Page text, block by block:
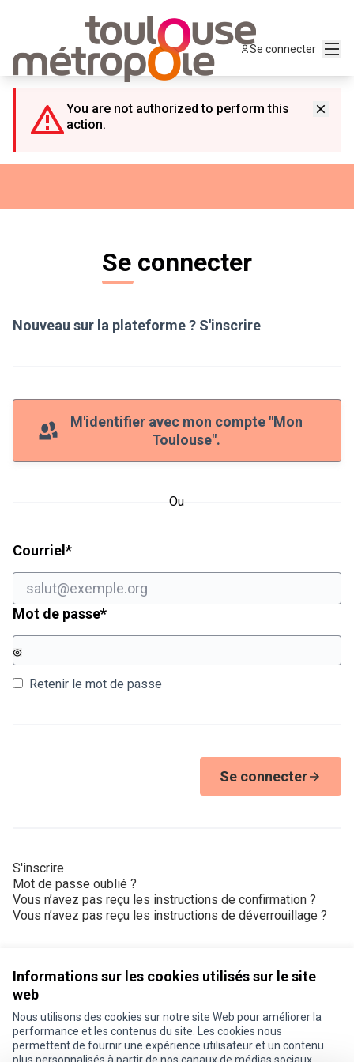
Informations sur les cookies utilisés sur le site
web
Nous utilisons des cookies sur notre site Web pour améliorer la
performance et les contenus du site. Les cookies nous
permettent de fournir une expérience utilisateur et un contenu
Se connecter
You are not authorized to perform this
action.
Se connecter
Nouveau sur la plateforme ? S'inscrire
M'identifier avec mon compte "Mon
Toulouse".
Ou
Courriel *Champ obligatoire
Mot de passe*Champ obligatoire
Retenir le mot de passe
Se connecter
S'inscrire
Mot de passe oublié ?
Vous n’avez pas reçu les instructions de confirmation ?
Vous n’avez pas reçu les instructions de déverrouillage ?
Conditions d'utilisation
Paramètres des cookies
Je participe ! sur X
Je participe ! sur Facebook
Je participe ! sur Instagram